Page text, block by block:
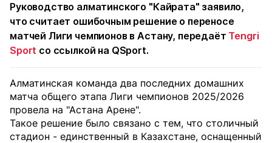
Руководство алматинского "Кайрата" заявило,
что считает ошибочным решение о переносе
матчей Лиги чемпионов в Астану, передаёт Tengri
Sport со ссылкой на QSport.
Алматинская команда два последних домашних
матча общего этапа Лиги чемпионов 2025/2026
провела на "Астана Арене".
Такое решение было связано с тем, что столичный
стадион - единственный в Казахстане, оснащенный